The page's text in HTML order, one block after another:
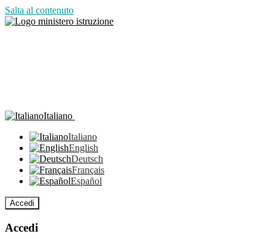
Salta al contenuto
Italiano
Italiano
English
Deutsch
Français
Español
Accedi
Accedi